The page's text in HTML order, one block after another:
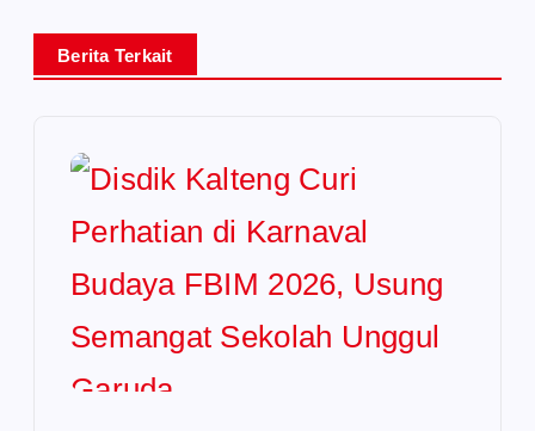
Berita Terkait